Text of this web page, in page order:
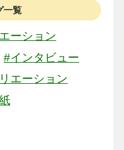
一覧
ーション
#インタビュー
エーション